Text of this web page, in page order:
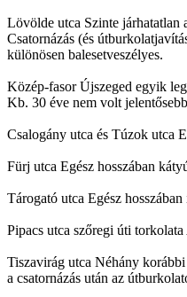
Lövölde utca Szinte járhatatlan
Csatornázás (és
különösen balesetveszélyes.
Közép-fasor Újszeged egyik
Kb. 30 éve nem volt
Csalogány utca és Túzok utca
Fürj utca Egész hosszában
Tárogató utca Egész
Pipacs utca szőregi úti
Tiszavirág utca Néhány
a csatornázás után az